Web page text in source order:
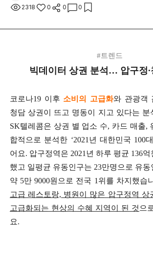
2318 0 0 0
#트렌드
빅데이터 상권 분석… 압구정∙
코로나19 이후 소비의 고급화와 관광객
청담 상권이 뜨고 명동이 지고 있다는 분
SK텔레콤은 상권 별 업소 수, 카드 매출,
합적으로 분석한 ‘2021년 대한민국 100
어요. 압구정역은 2021년 하루 평균 136
했고 일평균 유동인구는 23만명으로 유
약 5만 9000원으로 전국 1위를 차지했습
고급 레스토랑, 병원이 많은 압구정역 상
고급화되는 현상의 수혜 지역이 된 것 으
요.